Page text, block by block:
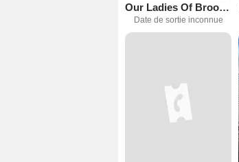
Our Ladies Of Brooklyn
Date de sortie inconnue